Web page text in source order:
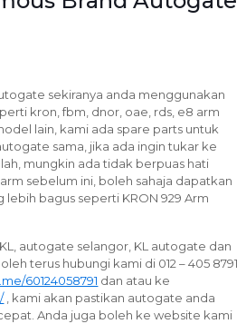
sekiranya anda menggunakan
kron, fbm, dnor, oae, rds, e8 arm
lain, kami ada spare parts untuk
sama, jika ada ingin tukar ke
mungkin ada tidak berpuas hati
sebelum ini, boleh sahaja dapatkan
bagus seperti KRON 929 Arm
autogate selangor, KL autogate dan
terus hubungi kami di 012 – 405 8791
60124058791 dan atau ke
, kami akan pastikan autogate anda
Anda juga boleh ke website kami